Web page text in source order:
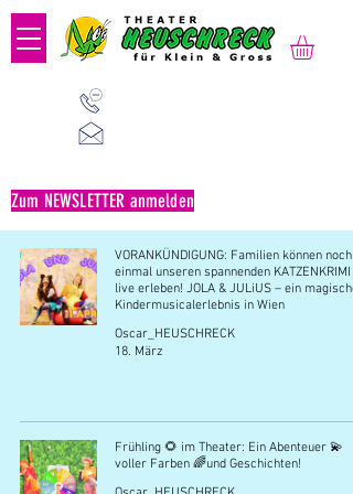
Zum NEWSLETTER anmelden
VORANKÜNDIGUNG: Familien können noch
einmal unseren spannenden KATZENKRIMI
live erleben! JOLA & JULiUS – ein
Kindermusicalerlebnis in Wien
Oscar_HEUSCHRECK
18. März
Frühling 🌻 im Theater: Ein Abenteuer 💫
voller Farben 🌈und Geschichten!